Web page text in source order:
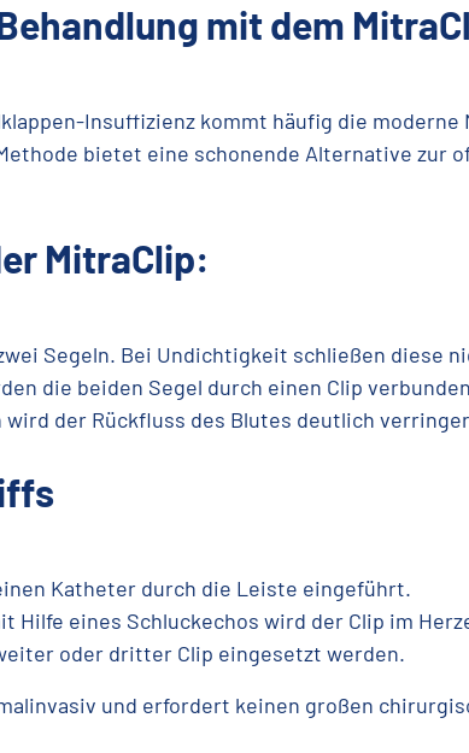
mit dem
Insuffizienz kommt häufig die moderne
bietet eine schonende Alternative zur
MitraClip:
Segeln. Bei Undichtigkeit schließen diese
die beiden Segel durch einen Clip
der Rückfluss des Blutes deutlich
Katheter durch die Leiste eingeführt.
Hilfe eines Schluckechos wird der Clip im
oder dritter Clip eingesetzt werden.
und erfordert keinen großen